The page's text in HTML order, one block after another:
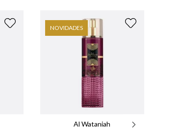
NOVIDADES
Al Wataniah